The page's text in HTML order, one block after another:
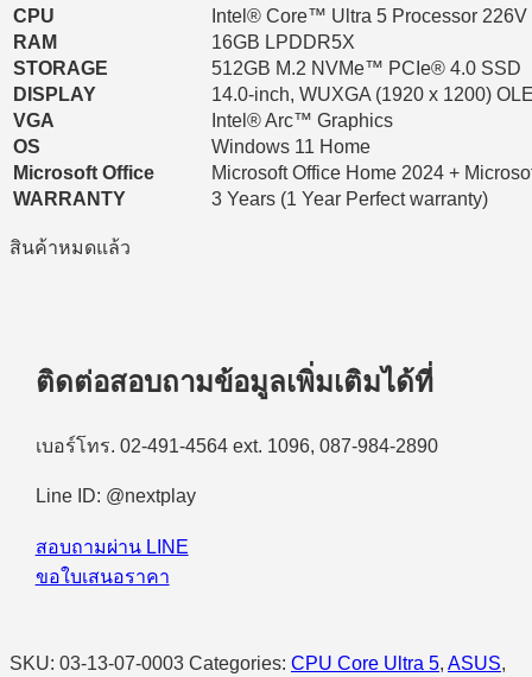
CPU
Intel® Core™ Ultra 5 Processor 226V
RAM
16GB LPDDR5X
STORAGE
512GB M.2 NVMe™ PCIe® 4.0 SSD
DISPLAY
14.0-inch, WUXGA (1920 x 1200)
VGA
Intel® Arc™ Graphics
OS
Windows 11 Home
Microsoft Office
Microsoft Office Home 2024 +
WARRANTY
3 Years (1 Year Perfect warranty)
สินค้าหมดแล้ว
ติดต่อสอบถามข้อมูลเพิ่มเติมได้ที่
เบอร์โทร. 02-491-4564 ext. 1096, 087-984-2890
Line ID: @nextplay
สอบถามผ่าน LINE
ขอใบเสนอราคา
SKU: 03-13-07-0003 Categories: CPU Core Ultra 5, ASUS,